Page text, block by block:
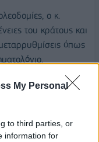
My Personal
to third parties, or
information for
ο κ.
του κράτους και
όπως
τονίζοντας ότι η
ότι η σημερινή